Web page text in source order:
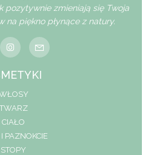
pozytywnie zmieniają się Twoja
na piękno płynące z natury.
TWARZ
CIAŁO
I PAZNOKCIE
STOPY